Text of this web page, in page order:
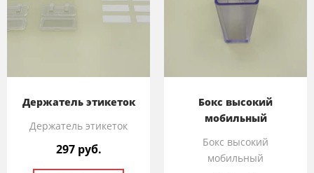
Держатель этикеток
Держатель этикеток
297 руб.
Бокс высокий
мобильный
Бокс высокий
мобильный